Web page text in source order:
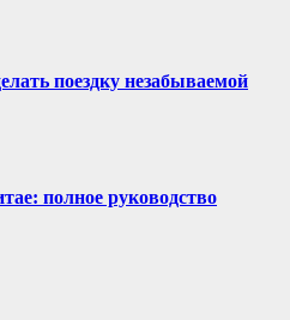
поездку незабываемой
полное руководство